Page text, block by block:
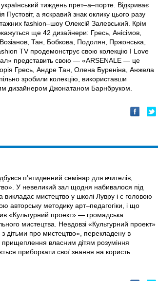
тиждень прет–а–порте. Відкриває
Пустовіт, а яскравий знак оклику цього разу
fashion–шоу Олексій Залевський. Крім
ще 42 дизайнери: Гресь, Анісімов,
Возіанов, Тан, Бобкова, Подолян, Пржонська,
TV продемонструє свою колекцію I Love
представить свою — «ARSENALE — це
Гресь, Андре Тан, Олена Буреніна, Анжела
зробили колекцію, використавши
дизайнером Джонатаном Барнбруком.
п’ятиденний семінар для вчителів,
У невеликий зал щодня набивалося під
мистецтво у школі Лувру і є головою
авторську методику арт–педагогіки, і що
«Культурний проект» — громадська
мистецтва. Невдовзі «Культурний проект»
дітьми про мистецтво», перекладену в
прищеплення власним дітям розуміння
приборкати свої знання на користь